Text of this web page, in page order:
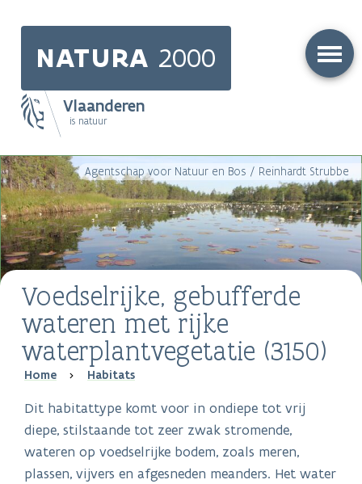
NATURA 2000
Vlaanderen
is natuur
Main
navigationAgentschap voor Natuur en Bos / Reinhardt Strubbe
Voedselrijke, gebufferde
wateren met rijke
waterplantvegetatie (3150)
Breadcrumb
Home Habitats
Dit habitattype komt voor in ondiepe tot vrij
diepe, stilstaande tot zeer zwak stromende,
wateren op voedselrijke bodem, zoals meren,
plassen, vijvers en afgesneden meanders. Het water